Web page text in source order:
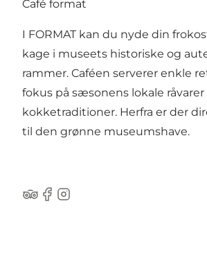
Café format
I FORMAT kan du nyde din
kage i museets historiske og
rammer. Caféen serverer enkle
fokus på sæsonens lokale råvarer
kokketraditioner. Herfra er der
til den grønne museumshave.
Tripadvisor
Facebook
Instagram